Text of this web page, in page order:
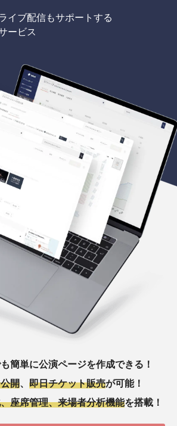
イブ配信もサポートする
ービス
簡単に公演ページを作成できる！
開、 即日チケット販売が可能！
座席管理、来場者分析機能を搭載！